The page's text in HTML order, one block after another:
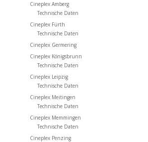
Cineplex Amberg
Technische Daten
Cineplex Fürth
Technische Daten
Cineplex Germering
Cineplex Königsbrunn
Technische Daten
Cineplex Leipzig
Technische Daten
Cineplex Meitingen
Technische Daten
Cineplex Memmingen
Technische Daten
Cineplex Penzing